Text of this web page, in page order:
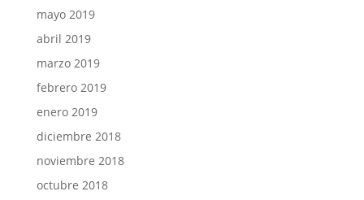
mayo 2019
abril 2019
marzo 2019
febrero 2019
enero 2019
diciembre 2018
noviembre 2018
octubre 2018